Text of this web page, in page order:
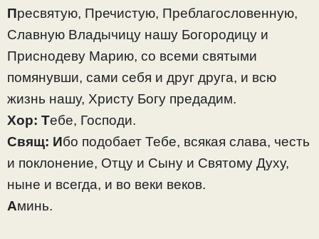
Пресвятую, Пречистую, Преблагословенную,
Славную Владычицу нашу Богородицу и
Приснодеву Марию, со всеми святыми
помянувши, сами себя и друг друга, и всю
жизнь нашу, Христу Богу предадим.
Хор: Тебе, Господи.
Свящ: Ибо подобает Тебе, всякая слава, честь
и поклонение, Отцу и Сыну и Святому Духу,
ныне и всегда, и во веки веков.
Аминь.